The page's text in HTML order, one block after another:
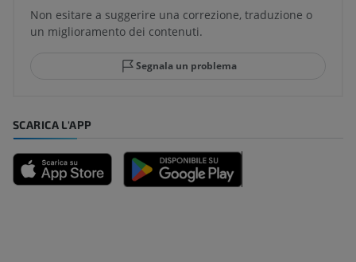
Non esitare a suggerire una correzione, traduzione o
un miglioramento dei contenuti.
Segnala un problema
SCARICA L'APP